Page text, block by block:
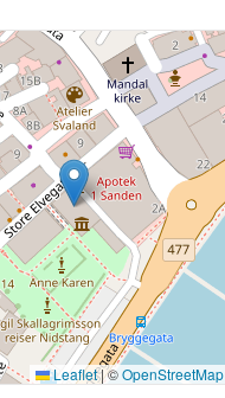
Leaflet|©OpenStreetMap